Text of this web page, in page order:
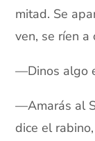
mitad. Se
ven, se ríen a
—Dinos algo
—Amarás al
dice el